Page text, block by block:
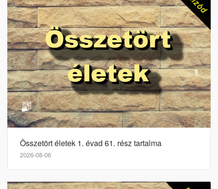
Összetört életek 1. évad 61. rész tartalma
2026-08-06